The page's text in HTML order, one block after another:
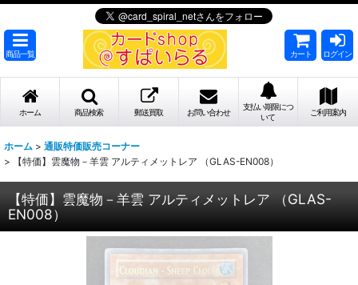
商品一覧 カート ログイン
ホーム 商品検索 郵送買取 お問い合わせ
支払い期限につ
いて
ご利用案内
ホーム > 通販特価販売コーナー
>
【特価】雲魔物－羊雲 アルティメットレア （GLAS-EN008）
【特価】雲魔物－羊雲 アルティメットレア （GLAS-
EN008）